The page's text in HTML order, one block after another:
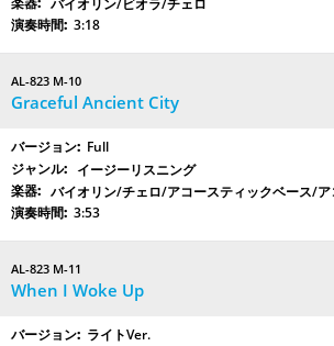
バイオリン/ビオラ/チェロ
3:18
AL-823 M-10
Graceful Ancient City
Full
イージーリスニング
バイオリン/チェロ/アコースティックベース/
3:53
AL-823 M-11
When I Woke Up
ライトVer.